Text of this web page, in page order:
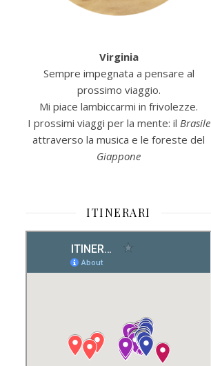
Virginia
Sempre impegnata a pensare al
prossimo viaggio.
Mi piace lambiccarmi in frivolezze.
I prossimi viaggi per la mente: il Brasile
attraverso la musica e le foreste del
Giappone
ITINERARI